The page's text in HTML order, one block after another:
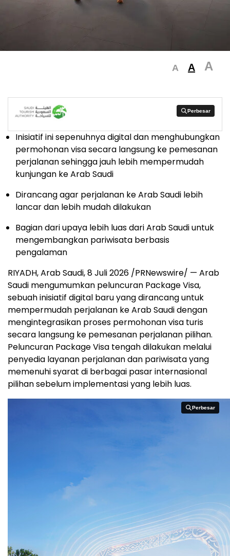
A A A
Perbesar
Perbesar
Inisiatif ini sepenuhnya digital dan menghubungkan
permohonan visa secara langsung ke pemesanan
perjalanan sehingga jauh lebih mempermudah
kunjungan ke Arab Saudi
Dirancang agar perjalanan ke Arab Saudi lebih
lancar dan lebih mudah dilakukan
Bagian dari upaya lebih luas dari Arab Saudi untuk
mengembangkan pariwisata berbasis
pengalaman
RIYADH, Arab Saudi,8 Juli 2026 /PRNewswire/ — Arab
Saudi mengumumkan peluncuran Package Visa,
sebuah inisiatif digital baru yang dirancang untuk
mempermudah perjalanan ke Arab Saudi dengan
mengintegrasikan proses permohonan visa turis
secara langsung ke pemesanan perjalanan pilihan.
Peluncuran Package Visa tengah dilakukan melalui
penyedia layanan perjalanan dan pariwisata yang
memenuhi syarat di berbagai pasar internasional
pilihan sebelum implementasi yang lebih luas.
Perbesar
Perbesar